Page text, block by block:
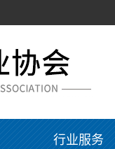
行业服务